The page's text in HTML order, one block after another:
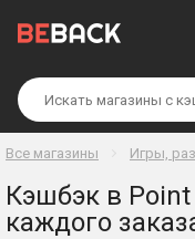
Все магазины Игры,
Кэшбэк в Point
каждого